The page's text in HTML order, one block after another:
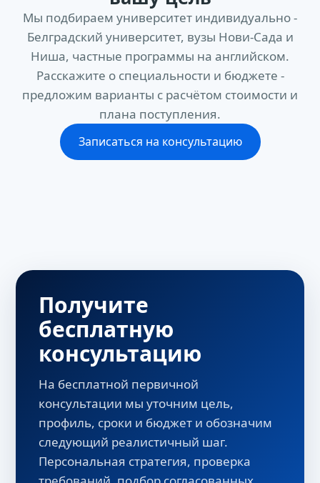
Мы подбираем университет индивидуально -
Белградский университет, вузы Нови-Сада и
Ниша, частные программы на английском.
Расскажите о специальности и бюджете -
предложим варианты с расчётом стоимости и
плана поступления.
Записаться на консультацию
Получите
бесплатную
консультацию
На бесплатной первичной
консультации мы уточним цель,
профиль, сроки и бюджет и обозначим
следующий реалистичный шаг.
Персональная стратегия, проверка